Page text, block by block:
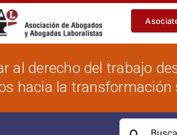
al derecho del trabajo
hacia la transformación
Buscar: